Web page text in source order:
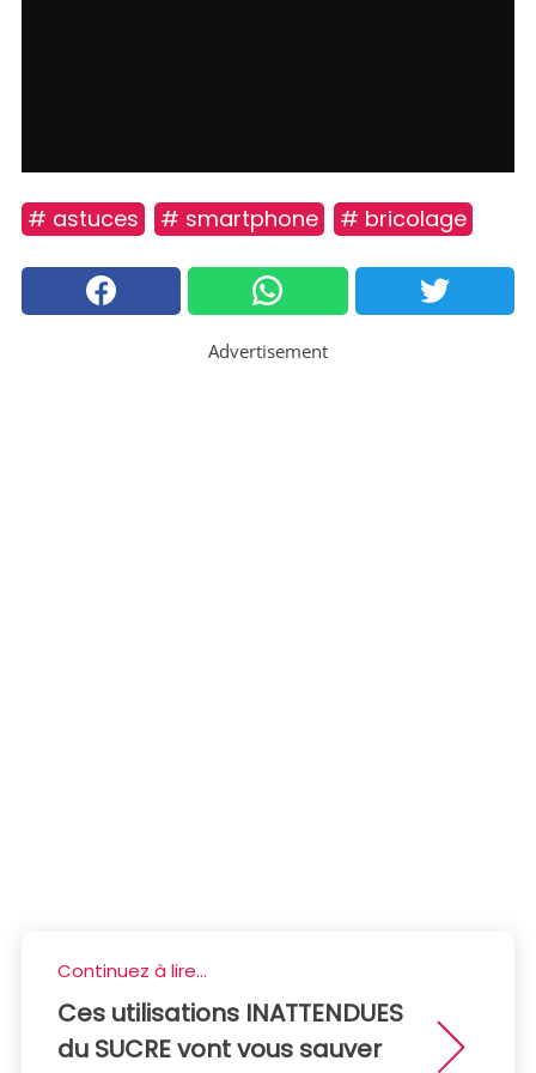
# astuces # smartphone # bricolage
Advertisement
Continuez à lire...
Ces utilisations INATTENDUES
du SUCRE vont vous sauver